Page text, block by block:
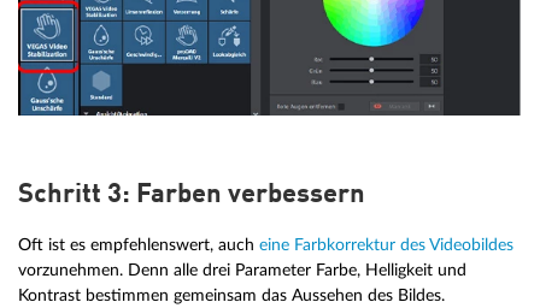
Schritt 3: Farben verbessern
Oft ist es empfehlenswert, auch eine Farbkorrektur des Videobildes
vorzunehmen. Denn alle drei Parameter Farbe, Helligkeit und
Kontrast bestimmen gemeinsam das Aussehen des Bildes.